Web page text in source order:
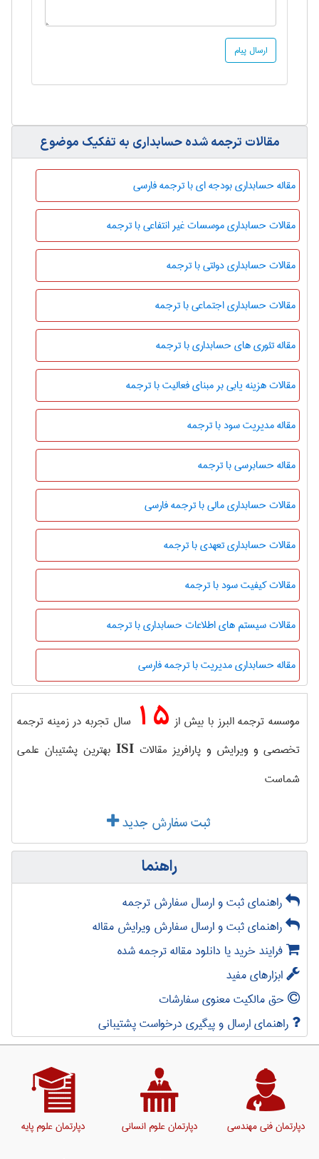
مقالات ترجمه شده حسابداری به تفکیک موضوع
مقاله حسابداری بودجه ای با ترجمه فارسی
مقالات حسابداری موسسات غیر انتفاعی با ترجمه
مقالات حسابداری دولتی با ترجمه
مقالات حسابداری اجتماعی با ترجمه
مقاله تئوری های حسابداری با ترجمه
مقالات هزینه یابی بر مبنای فعالیت با ترجمه
مقاله مدیریت سود با ترجمه
مقاله حسابرسی با ترجمه
مقالات حسابداری مالی با ترجمه فارسی
مقالات حسابداری تعهدی با ترجمه
مقالات کیفیت سود با ترجمه
مقالات سیستم های اطلاعات حسابداری با ترجمه
مقاله حسابداری مدیریت با ترجمه فارسی
موسسه ترجمه البرز با بیش از 15 سال تجربه در زمینه ترجمه
تخصصی و ویرایش و پارافریز مقالاتISI بهترین پشتیبان علمی
شماست
ثبت سفارش جدید
راهنما
راهنمای ثبت و ارسال سفارش ترجمه
راهنمای ثبت و ارسال سفارش ویرایش مقاله
فرایند خرید یا دانلود مقاله ترجمه شده
ابزارهای مفید
حق مالکیت معنوی سفارشات
راهنمای ارسال و پیگیری درخواست پشتیبانی
دپارتمان فنی مهندسی دپارتمان علوم انسانی دپارتمان علوم پایه